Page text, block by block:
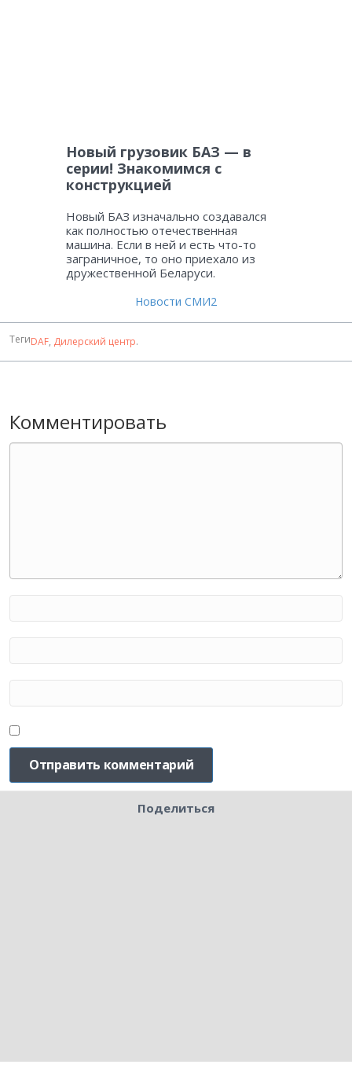
Новый грузовик БАЗ — в
серии! Знакомимся с
конструкцией
Новый БАЗ изначально создавался
как полностью отечественная
машина. Если в ней и есть что-то
заграничное, то оно приехало из
дружественной Беларуси.
Новости СМИ2
ТегиDAF, Дилерский центр.
Комментировать
Поделиться